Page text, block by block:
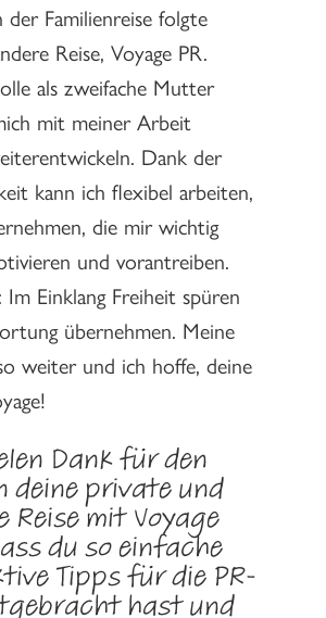
Familienreise folgte
Reise, Voyage PR.
als zweifache Mutter
mit meiner Arbeit
Dank der
kann ich flexibel arbeiten,
die mir wichtig
und vorantreiben.
Im Einklang Freiheit spüren
übernehmen. Meine
weiter und ich hoffe, deine
Dank für den
deine private und
mit Voyage
du so einfache
Tipps für die PR-